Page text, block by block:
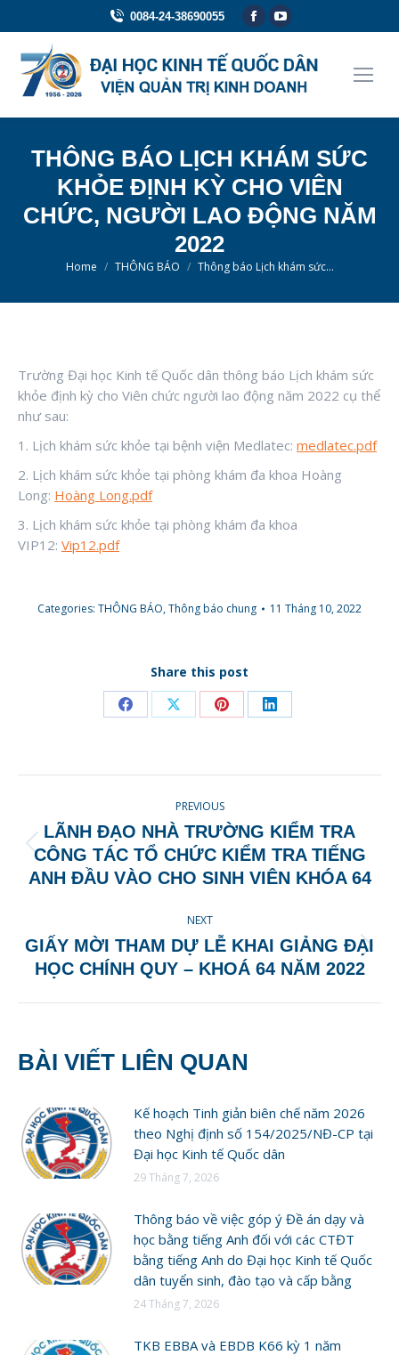
0084-24-38690055
Facebook
opens
in
YouTube
opens
in
THÔNG BÁO LỊCH KHÁM SỨC
KHỎE ĐỊNH KỲ CHO VIÊN
CHỨC, NGƯỜI LAO ĐỘNG NĂM
2022
You are here:
Home THÔNG BÁO Thông báo Lịch khám sức…
Trường Đại học Kinh tế Quốc dân thông báo Lịch khám sức
khỏe định kỳ cho Viên chức người lao động năm 2022 cụ thể
như sau:
1. Lịch khám sức khỏe tại bệnh viện Medlatec: medlatec.pdf
2. Lịch khám sức khỏe tại phòng khám đa khoa Hoàng
Long: Hoàng Long.pdf
3. Lịch khám sức khỏe tại phòng khám đa khoa
VIP12: Vip12.pdf
Categories: THÔNG BÁO,Thông báo chung 11 Tháng 10, 2022
Share this post
Share Share Share Share
NAVIGATION
PREVIOUS
Previous
post:
LÃNH ĐẠO NHÀ TRƯỜNG KIỂM TRA
CÔNG TÁC TỔ CHỨC KIỂM TRA TIẾNG
ANH ĐẦU VÀO CHO SINH VIÊN KHÓA 64
NEXT
Next
post:
GIẤY MỜI THAM DỰ LỄ KHAI GIẢNG ĐẠI
HỌC CHÍNH QUY – KHOÁ 64 NĂM 2022
BÀI VIẾT LIÊN QUAN
Kế hoạch Tinh giản biên chế năm 2026
theo Nghị định số 154/2025/NĐ-CP tại
Đại học Kinh tế Quốc dân
29 Tháng 7, 2026
Thông báo về việc góp ý Đề án dạy và
học bằng tiếng Anh đối với các CTĐT
bằng tiếng Anh do Đại học Kinh tế Quốc
dân tuyển sinh, đào tạo và cấp bằng
24 Tháng 7, 2026
TKB EBBA và EBDB K66 kỳ 1 năm